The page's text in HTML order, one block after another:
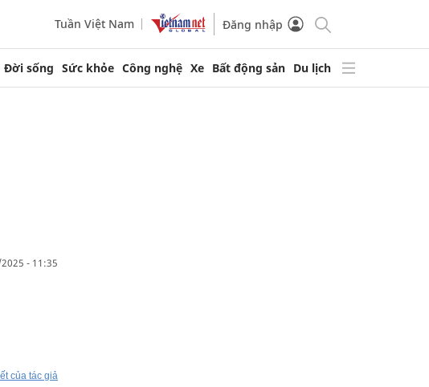
Tuần Việt Nam Đăng nhập
Đời sống Sức khỏe Công nghệ Xe Bất động sản Du lịch
- 11:35
của tác giả